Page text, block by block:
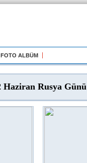
FOTO ALBÜM
Haziran Rusya Günü